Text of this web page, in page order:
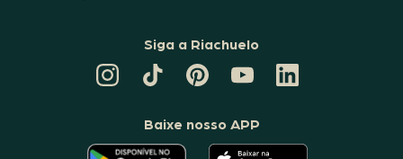
Siga a Riachuelo
TIKTOK
DA
PINTEREST
DA
CANAL
DA
RIACHUELO
LINKEDIN
DA
Baixe nosso APP
O O